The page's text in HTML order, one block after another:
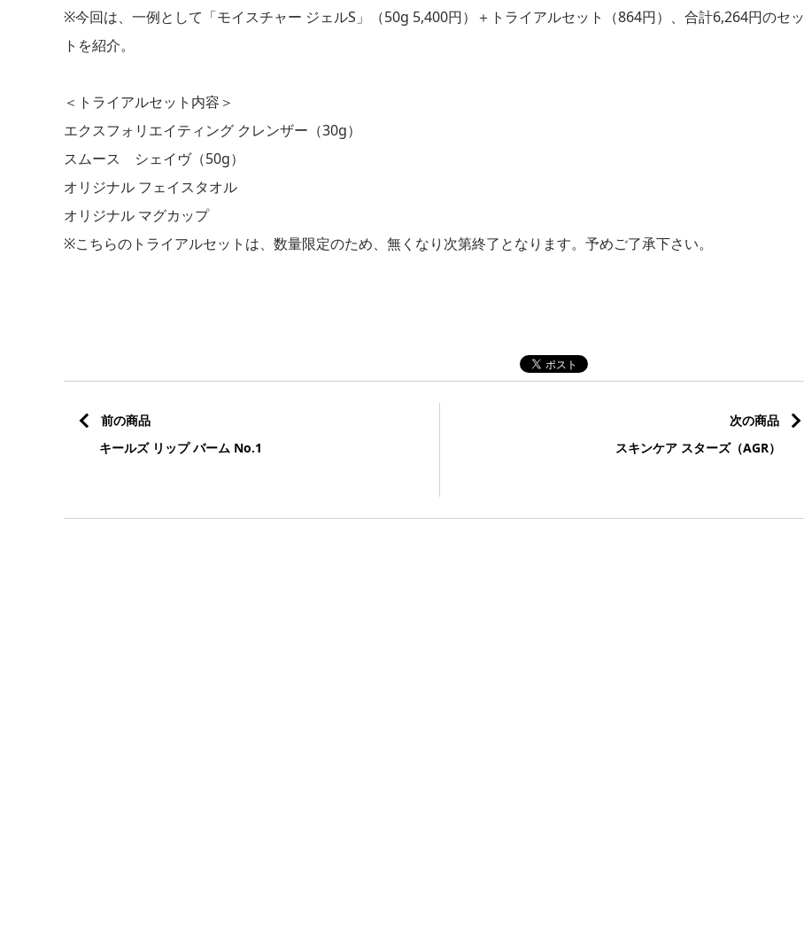
※今回は、一例として「モイスチャー ジェルS」（50g 5,400円）＋トライアルセット（864円）、合計6,264円のセッ
トを紹介。
＜トライアルセット内容＞
エクスフォリエイティング クレンザー（30g）
スムース シェイヴ（50g）
オリジナル フェイスタオル
オリジナル マグカップ
※こちらのトライアルセットは、数量限定のため、無くなり次第終了となります。予めご了承下さい。
前の商品
キールズ リップ バーム No.1
次の商品
スキンケア スターズ（AGR）